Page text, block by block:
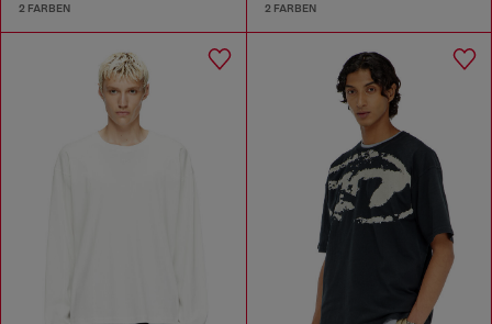
2 FARBEN 2 FARBEN